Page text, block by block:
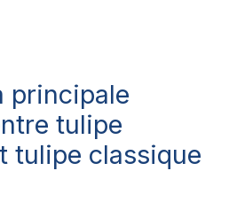
principale
tulipe
tulipe classique